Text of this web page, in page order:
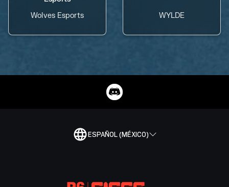
Wolves Esports WYLDE
ESPAÑOL (MÉXICO)